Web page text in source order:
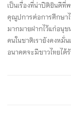
เป็นเรื่องที่น่าปีติยินดีที่
คุณูปการต่อการศึกษาไ
มากมายฝากไว้แก่อนุช
คนในชาติเรายังคงหมั่
อนาคตจะมีชาวไทยได้